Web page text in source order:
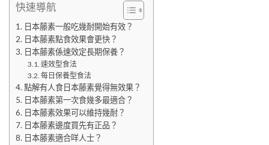
快速導航
日本藤素一般吃幾耐開始有效？
日本藤素點食效果會更快？
日本藤素係速效定長期保養？
速效型食法
每日保養型食法
點解有人食日本藤素覺得無效果？
日本藤素第一次食幾多最適合？
日本藤素效果可以維持幾耐？
日本藤素邊度買先有正品？
日本藤素適合咩人士？